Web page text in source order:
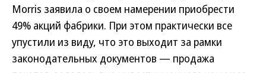
Morris заявила о своем намерении приобрести
49% акций фабрики. При этом практически все
упустили из виду, что это выходит за рамки
законодательных документов — продажа